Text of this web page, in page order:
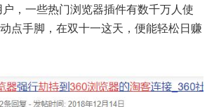
，一些热门浏览器插件有数千万人使
点手脚，在双十一这天，便能轻松日赚